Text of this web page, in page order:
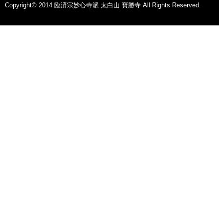
Copyright© 2014 臨済宗妙心寺派 太白山 寶勝寺 All Rights Reserved.